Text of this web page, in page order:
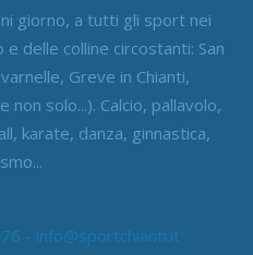
giorno, a tutti gli sport nei
delle colline circostanti: San
Greve in Chianti,
non solo...). Calcio, pallavolo,
karate, danza, ginnastica,
- info@sportchianti.it